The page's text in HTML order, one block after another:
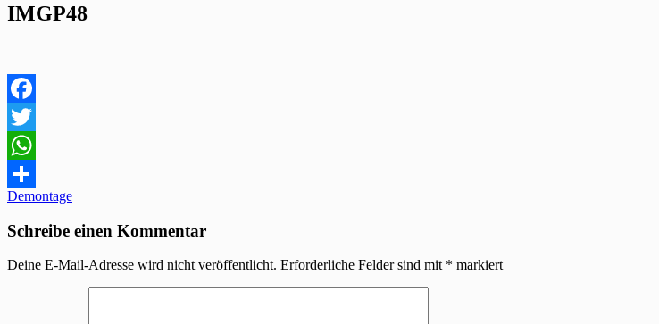
IMGP48
Facebook
Twitter
WhatsApp
Teilen
Beitragsnavigation
Demontage
Schreibe einen Kommentar
Deine E-Mail-Adresse wird nicht veröffentlicht. Erforderliche Felder sind mit * markiert